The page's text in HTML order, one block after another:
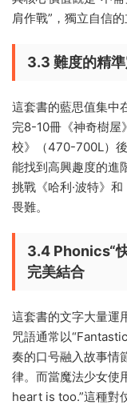
肩作戰”，獨立自信的
3.3 難度的精
這套書的藍思值集
完8-10冊《神奇樹
校》（470-700L）
能找到高興趣度的進
挑戰《哈利·波特》
畏難。
3.4 Phonics“
完美結合
這套書的文字大量運
咒語通常以
奏的口号融入故事情
律。而當魔法少女使
heart is too.”這種對